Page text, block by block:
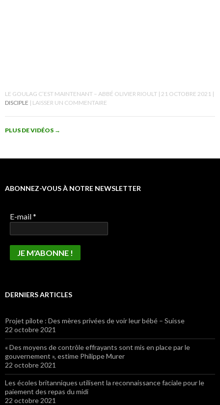
LE GOULAG C’EST MAINTENANT – ABBÉ OLIVIER RIOULT 21 OCTOBRE 2021
DISCIPLE
LAISSER UN COMMENTAIRE
PLUS DE VIDÉOS →
ABONNEZ-VOUS À NOTRE NEWSLETTER
E-mail*
DERNIERS ARTICLES
Projet pilote : Des mères privées de voir leur bébé – Suisse
22 octobre 2021
« Des moyens de contrôle effrayants sont mis en place par le
gouvernement », estime Philippe Murer
22 octobre 2021
Les écoles britanniques utilisent la reconnaissance faciale pour le
paiement des repas du midi
22 octobre 2021